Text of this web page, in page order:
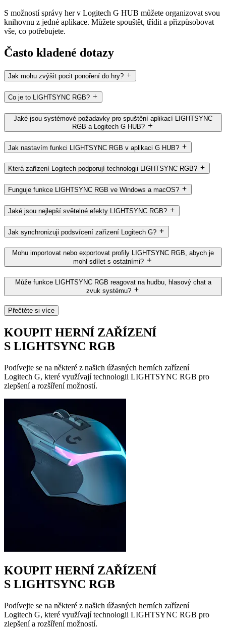
S možností správy her v Logitech G HUB můžete organizovat svou
knihovnu z jedné aplikace. Můžete spouštět, třídit a přizpůsobovat
vše, co potřebujete.
Často kladené dotazy
Jak mohu zvýšit pocit ponoření do hry?
Co je to LIGHTSYNC RGB?
Jaké jsou systémové požadavky pro spuštění aplikací LIGHTSYNC
RGB a Logitech G HUB?
Jak nastavím funkci LIGHTSYNC RGB v aplikaci G HUB?
Která zařízení Logitech podporují technologii LIGHTSYNC RGB?
Funguje funkce LIGHTSYNC RGB ve Windows a macOS?
Jaké jsou nejlepší světelné efekty LIGHTSYNC RGB?
Jak synchronizuji podsvícení zařízení Logitech G?
Mohu importovat nebo exportovat profily LIGHTSYNC RGB, abych je
mohl sdílet s ostatními?
Může funkce LIGHTSYNC RGB reagovat na hudbu, hlasový chat a
zvuk systému?
Přečtěte si více
KOUPIT HERNÍ ZAŘÍZENÍ
S LIGHTSYNC RGB
Podívejte se na některé z našich úžasných herních zařízení
Logitech G, které využívají technologii LIGHTSYNC RGB pro
zlepšení a rozšíření možností.
KOUPIT HERNÍ ZAŘÍZENÍ
S LIGHTSYNC RGB
Podívejte se na některé z našich úžasných herních zařízení
Logitech G, které využívají technologii LIGHTSYNC RGB pro
zlepšení a rozšíření možností.